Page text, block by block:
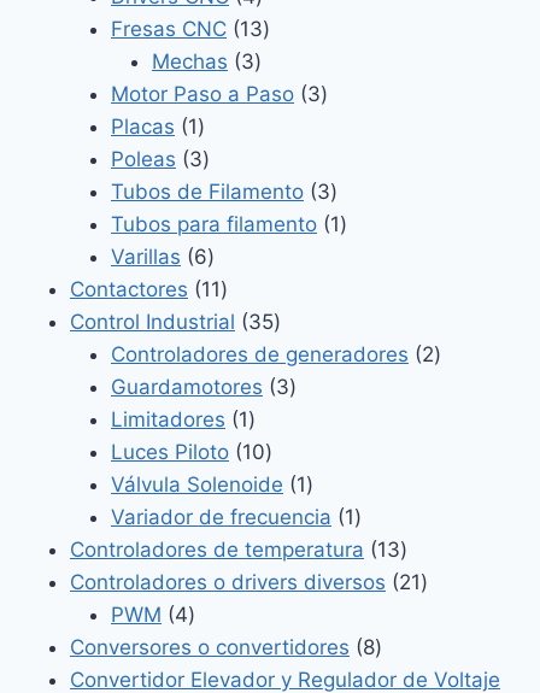
productos
Fresas CNC 1313
Mechas 33
productos
Motor Paso a Paso 33
Placas 11
producto
Poleas 33
productos
Tubos de Filamento 33
productos
Tubos para filamento 11
Varillas 66
productos
Contactores 1111
productos
Control Industrial 3535
productos
Controladores de generadores 22
Guardamotores 33
Limitadores 11
producto
Luces Piloto 1010
productos
Válvula Solenoide 11
producto
Variador de frecuencia 11
producto
Controladores de temperatura 1313
productos
Controladores o drivers diversos 2121
PWM 44
productos
Conversores o convertidores 88
productos
Convertidor Elevador y Regulador de Voltaje